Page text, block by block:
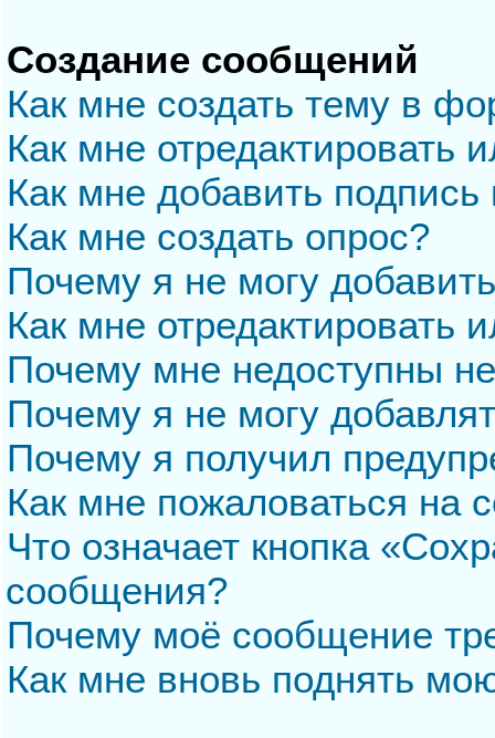
Создание сообщений
Как мне создать тему в
Как мне отредактировать
Как мне добавить
Как мне создать опрос?
Почему я не могу
Как мне отредактировать
Почему мне недоступны
Почему я не могу
Почему я получил
Как мне пожаловаться на
Что означает кнопка
сообщения?
Почему моё сообщение
Как мне вновь поднять